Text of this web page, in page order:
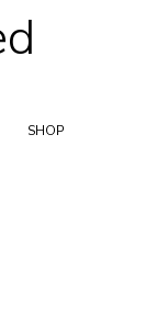
SHOP